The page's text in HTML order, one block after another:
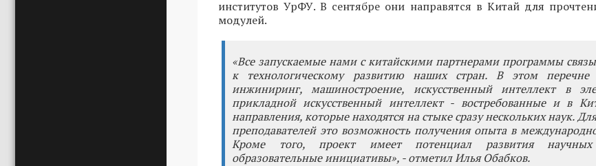
институтов УрФУ. В сентябре они направятся в Китай для
модулей.
«Все запускаемые нами с китайскими партнерами программы
к технологическому развитию наших стран. В этом перечне
инжиниринг, машиностроение, искусственный интеллект в
прикладной искусственный интеллект - востребованные и в
направления, которые находятся на стыке сразу нескольких наук.
преподавателей это возможность получения опыта в
Кроме того, проект имеет потенциал развития
образовательные инициативы», - отметил Илья Обабков.